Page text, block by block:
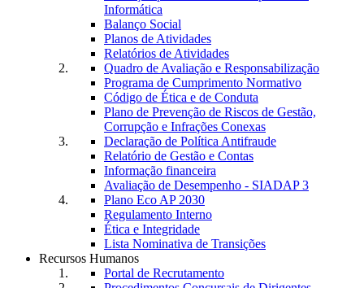
Informática
Balanço Social
Planos de Atividades
Relatórios de Atividades
Quadro de Avaliação e Responsabilização
Programa de Cumprimento Normativo
Código de Ética e de Conduta
Plano de Prevenção de Riscos de Gestão,
Corrupção e Infrações Conexas
Declaração de Política Antifraude
Relatório de Gestão e Contas
Informação financeira
Avaliação de Desempenho - SIADAP 3
Plano Eco AP 2030
Regulamento Interno
Ética e Integridade
Lista Nominativa de Transições
Recursos Humanos
Portal de Recrutamento